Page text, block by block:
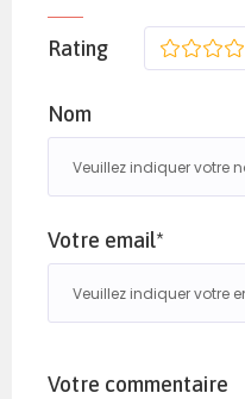
Rating 5
4
3
2
Nom
Votre email*
Votre commentaire